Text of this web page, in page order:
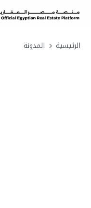
الرئيسية المدونة